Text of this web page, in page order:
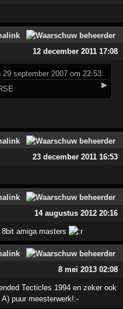
12 december 2011 17:08
september 2007 om 22:53:
▶
23 december 2011 16:53
14 augustus 2012 20:16
amiga masters
8 mei 2013 02:08
Tecticles 1994 en zeker ook
puur meesterwerk!:-